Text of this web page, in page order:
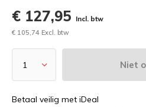
€ 127,95
Incl. btw
€ 105,74 Excl. btw
Niet
Betaal veilig met iDeal